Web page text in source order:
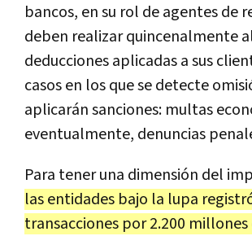
bancos, en su rol de agentes de
deben realizar quincenalmente
deducciones aplicadas a sus
casos en los que se detecte
aplicarán sanciones: multas
eventualmente, denuncias
Para tener una dimensión del
las entidades bajo la lupa
transacciones por 2.200 millones